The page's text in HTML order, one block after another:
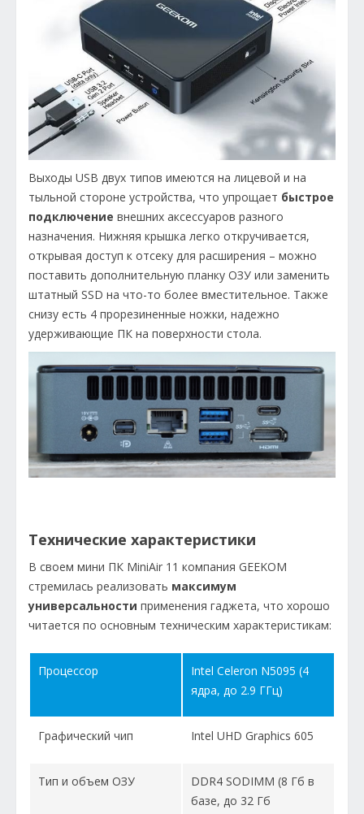
Выходы USB двух типов имеются на лицевой и на
тыльной стороне устройства, что упрощает быстрое
подключение внешних аксессуаров разного
назначения. Нижняя крышка легко откручивается,
открывая доступ к отсеку для расширения – можно
поставить дополнительную планку ОЗУ или заменить
штатный SSD на что-то более вместительное. Также
снизу есть 4 прорезиненные ножки, надежно
удерживающие ПК на поверхности стола.
Технические характеристики
В своем мини ПК MiniAir 11 компания GEEKOM
стремилась реализовать максимум
универсальности применения гаджета, что хорошо
читается по основным техническим характеристикам:
Процессор
Intel Celeron N5095 (4
ядра, до 2.9 ГГц)
Графический чип Intel UHD Graphics 605
Тип и объем ОЗУ
DDR4 SODIMM (8 Гб в
базе, до 32 Гб